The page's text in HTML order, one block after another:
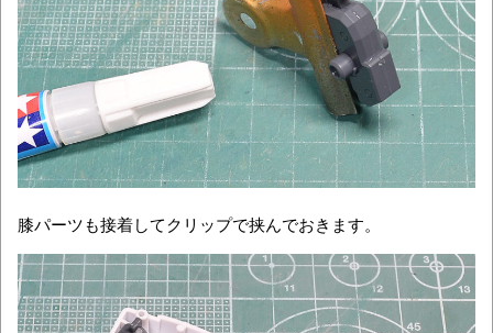
膝パーツも接着してクリップで挟んでおきます。